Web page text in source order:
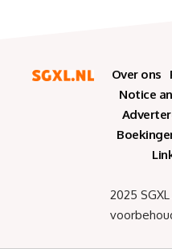
Over ons
Notice
2025